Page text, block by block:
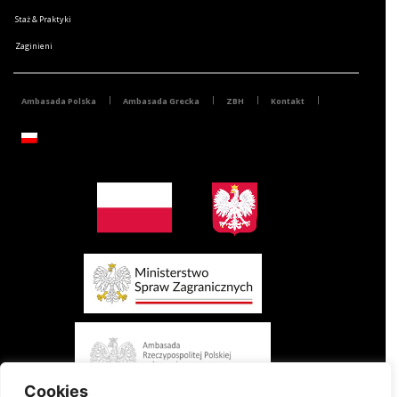
Cookies
Staż & Praktyki
Zaginieni
Ambasada Polska Ambasada Grecka ZBH Kontakt